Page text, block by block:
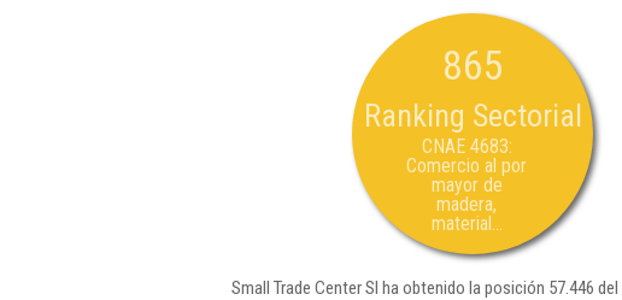
865
Ranking Sectorial
CNAE 4683:
Comercio al por
mayor de
madera,
material...
Small Trade Center Sl ha obtenido la posición 57.446 del